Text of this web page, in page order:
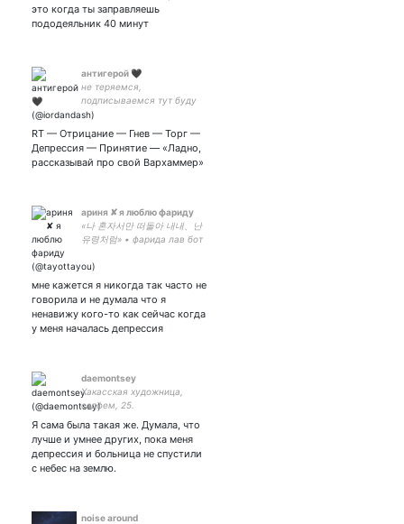
это когда ты заправляешь
пододеяльник 40 минут
антигерой 🖤
не теряемся,
подписываемся тут буду
так же писать,обосревать
рецепты,кидать фото и тд и
тп
RT — Отрицание — Гнев — Торг —
Депрессия — Принятие — «Ладно,
рассказывай про свой Вархаммер»
ариня ✘ я люблю фариду
«나 혼자서만 떠돌아 내내、난
유령처럼» • фарида лав бот
мне кажется я никогда так часто не
говорила и не думала что я
ненавижу кого-то как сейчас когда
у меня началась депрессия
dаemontsey
Хакасская художница,
сэдфем, 25.
Я сама была такая же. Думала, что
лучше и умнее других, пока меня
депрессия и больница не спустили
с небес на землю.
noise around